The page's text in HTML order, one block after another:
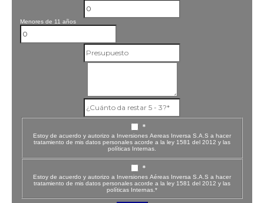
Menores de 11 años
*
Estoy de acuerdo y autorizo a Inversiones Aereas Inversa S.A.S a hacer
tratamiento de mis datos personales acorde a la ley 1581 del 2012 y las
políticas Internas.
*
Estoy de acuerdo y autorizo a Inversiones Aéreas Inversa S.A.S a hacer
tratamiento de mis datos personales acorde a la ley 1581 del 2012 y las
políticas Internas.*